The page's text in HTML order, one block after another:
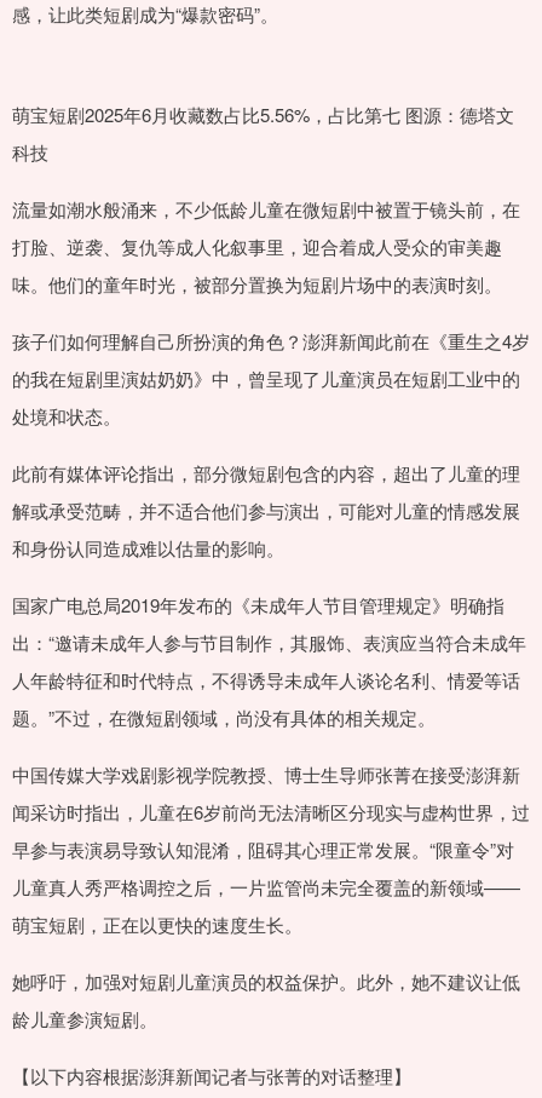
感，让此类短剧成为“爆款密码”。
萌宝短剧2025年6月收藏数占比5.56%，占比第七 图源：德塔文
科技
流量如潮水般涌来，不少低龄儿童在微短剧中被置于镜头前，在
打脸、逆袭、复仇等成人化叙事里，迎合着成人受众的审美趣
味。他们的童年时光，被部分置换为短剧片场中的表演时刻。
孩子们如何理解自己所扮演的角色？澎湃新闻此前在《重生之4岁
的我在短剧里演姑奶奶》中，曾呈现了儿童演员在短剧工业中的
处境和状态。
此前有媒体评论指出，部分微短剧包含的内容，超出了儿童的理
解或承受范畴，并不适合他们参与演出，可能对儿童的情感发展
和身份认同造成难以估量的影响。
国家广电总局2019年发布的《未成年人节目管理规定》明确指
出：“邀请未成年人参与节目制作，其服饰、表演应当符合未成年
人年龄特征和时代特点，不得诱导未成年人谈论名利、情爱等话
题。”不过，在微短剧领域，尚没有具体的相关规定。
中国传媒大学戏剧影视学院教授、博士生导师张菁在接受澎湃新
闻采访时指出，儿童在6岁前尚无法清晰区分现实与虚构世界，过
早参与表演易导致认知混淆，阻碍其心理正常发展。“限童令”对
儿童真人秀严格调控之后，一片监管尚未完全覆盖的新领域——
萌宝短剧，正在以更快的速度生长。
她呼吁，加强对短剧儿童演员的权益保护。此外，她不建议让低
龄儿童参演短剧。
【以下内容根据澎湃新闻记者与张菁的对话整理】